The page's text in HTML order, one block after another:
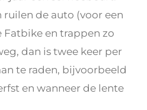
ruilen de auto (voor een
en trappen zo
dan is twee keer per
te raden, bijvoorbeeld
en wanneer de lente